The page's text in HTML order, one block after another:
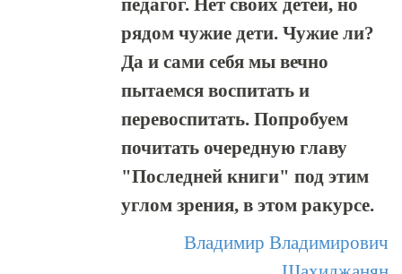
педагог. Нет своих детей, но
рядом чужие дети. Чужие ли?
Да и сами себя мы вечно
пытаемся воспитать и
перевоспитать. Попробуем
почитать очередную главу
"Последней книги" под этим
углом зрения, в этом ракурсе.
Владимир Владимирович